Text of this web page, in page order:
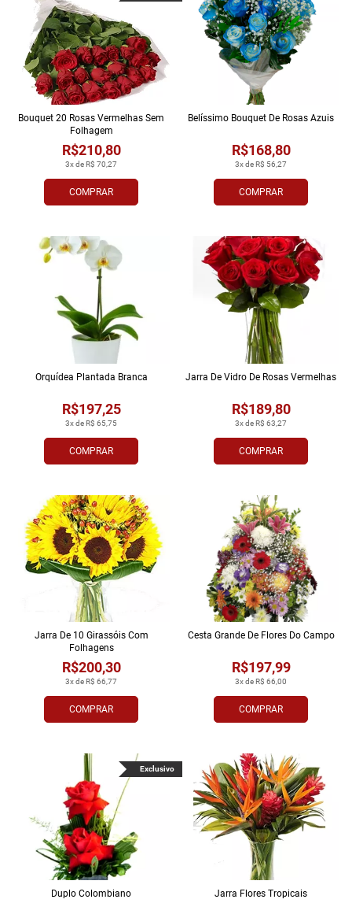
COMPRAR
3x de R$ 70,27
R$210,80
Bouquet 20 Rosas Vermelhas Sem
Folhagem
COMPRAR
3x de R$ 56,27
R$168,80
Belíssimo Bouquet De Rosas Azuis
COMPRAR
3x de R$ 65,75
R$197,25
Orquídea Plantada Branca
COMPRAR
3x de R$ 63,27
R$189,80
Jarra De Vidro De Rosas Vermelhas
COMPRAR
3x de R$ 66,77
R$200,30
Jarra De 10 Girassóis Com
Folhagens
COMPRAR
3x de R$ 66,00
R$197,99
Cesta Grande De Flores Do Campo
Duplo Colombiano
Exclusivo
Jarra Flores Tropi­cais